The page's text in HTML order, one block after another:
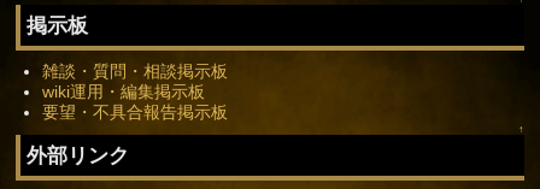
掲示板
雑談・質問・相談掲示板
wiki運用・編集掲示板
要望・不具合報告掲示板
↑
外部リンク